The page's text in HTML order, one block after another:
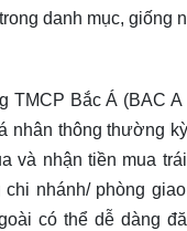
danh mục, giống
Bắc Á (BAC
nhân thông thường
và nhận tiền mua
nhánh/ phòng
có thể dễ dàng